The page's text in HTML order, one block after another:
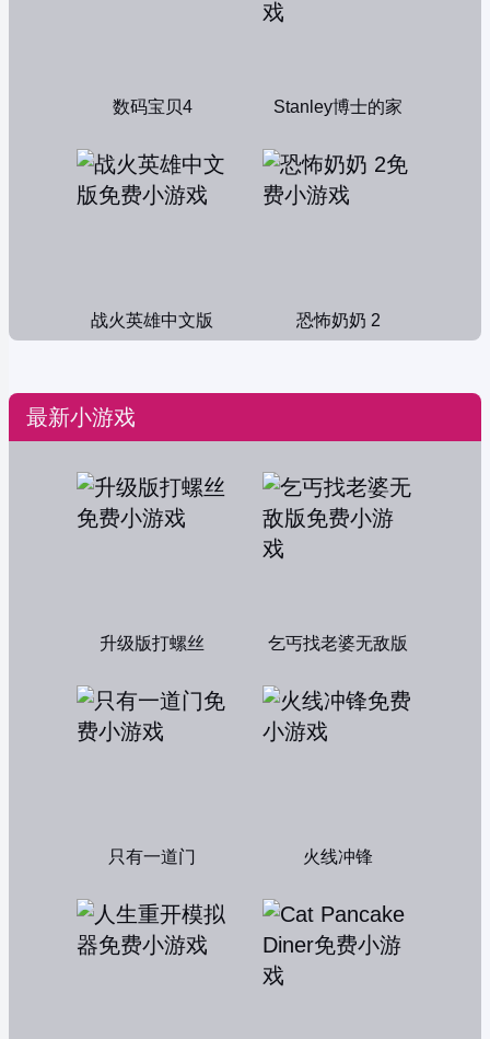
数码宝贝4 Stanley博士的家
战火英雄中文版 恐怖奶奶 2
最新小游戏
升级版打螺丝 乞丐找老婆无敌版
只有一道门 火线冲锋